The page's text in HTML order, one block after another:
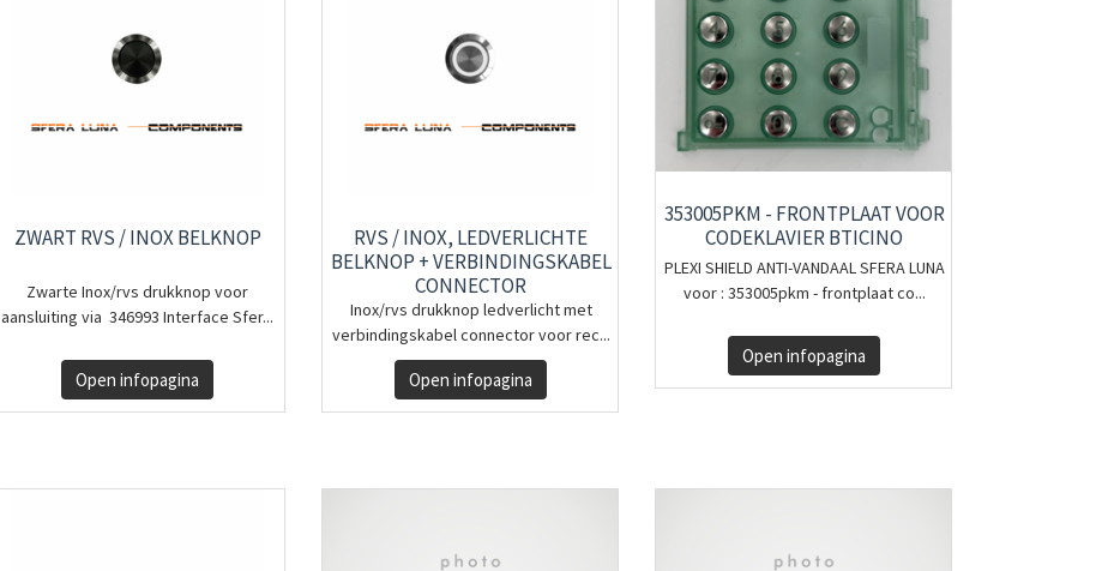
ZWART RVS / INOX BELKNOP
Zwarte Inox/rvs drukknop voor
aansluiting via 346993 Interface Sfer...
Open infopagina
RVS / INOX, LEDVERLICHTE
BELKNOP + VERBINDINGSKABEL
CONNECTOR
Inox/rvs drukknop ledverlicht met
verbindingskabel connector voor rec...
Open infopagina
353005PKM - FRONTPLAAT VOOR
CODEKLAVIER BTICINO
PLEXI SHIELD ANTI-VANDAAL SFERA LUNA
voor : 353005pkm - frontplaat co...
Open infopagina